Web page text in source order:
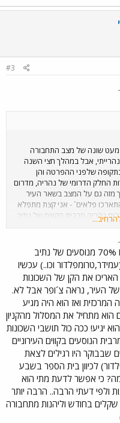
#3
מעט שונה של מצב התחבורה
נהרייתי, אבל במהלך חצי השנה
שלפני ההפרטה והן
החלק הדרומי של נהריה, מדרום
מזה גם על המצב בשאר העיר
פלאים´ - אני קצת מתפלא
נהריה מרבית הקווים של נתיב
אגד, זאת בנוסף לשירות
הקווים הבין-עירוניים
בנהריה שלא ראו מעולם
של שירות שלא תבייש מספר
הרי שלפחות בקווים
של ממש ביחס למצב הקודם.
הרבה, כאמור, וכמעט אף פעם לא
תופעה שלילי שדווקא כן
צריל לרדת ברחוב מסוים,
בלי לחשוב שאולי מישהו
המהירות בכביש, שמכונות
מתוך מטרה אחת בלבד - להאט
של התושבים. האוטובוסים אכן
לעשות. ותאמינו לי, עם
ישן של אגד להאט לפניהן. לגבי
חברה בעלת זיכיון במספר
עם הקמתה נרכש צי גדול ומגוון
ממיקרו-בוסים בגודל של
הקן העיקרי עם משהו כמו 60% או 70% מנוסעים של נתיב
וכו..) עכשיו
את הקן של השכונות
של העיר, נראה צ´ופר אבל לא.
ואז הוא היה מגיע
הוא מתחיל את המסלול מהקניון
יגיע! ככה כול תושבי השכונות
הנוסעים בקווים העירוניים
שבבוקר היו רגילים לצאת
לכיוון בית הספר בשבע
כי אפשר לדעת מתי הוא
ולפי דעתי הרבה.. הרבה יותר
מאגד. (אני מעדיף לשלם יותר 22 שקלים בחודש וליהנות מתחבורה